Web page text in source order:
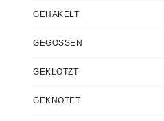
GEHÄKELT
GEGOSSEN
GEKLOTZT
GEKNOTET